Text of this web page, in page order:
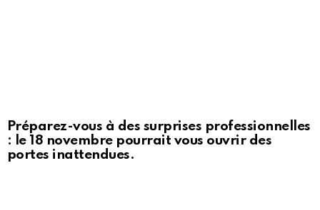
Préparez-vous à des surprises professionnelles
: le 18 novembre pourrait vous ouvrir des
portes inattendues.